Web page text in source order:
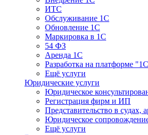
ИТС
Обслуживание 1С
Обновление 1С
Маркировка в 1С
54 ФЗ
Аренда 1С
Разработка на платформе
Ещё услуги
Юридические услуги
Юридическое
Регистрация фирм и ИП
Представительство в судах,
Юридическое
Ещё услуги